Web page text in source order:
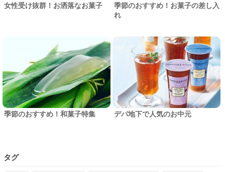
女性受け抜群！お洒落なお菓子
季節のおすすめ！お菓子の差し入
れ
季節のおすすめ！和菓子特集 デパ地下で人気のお中元
タグ